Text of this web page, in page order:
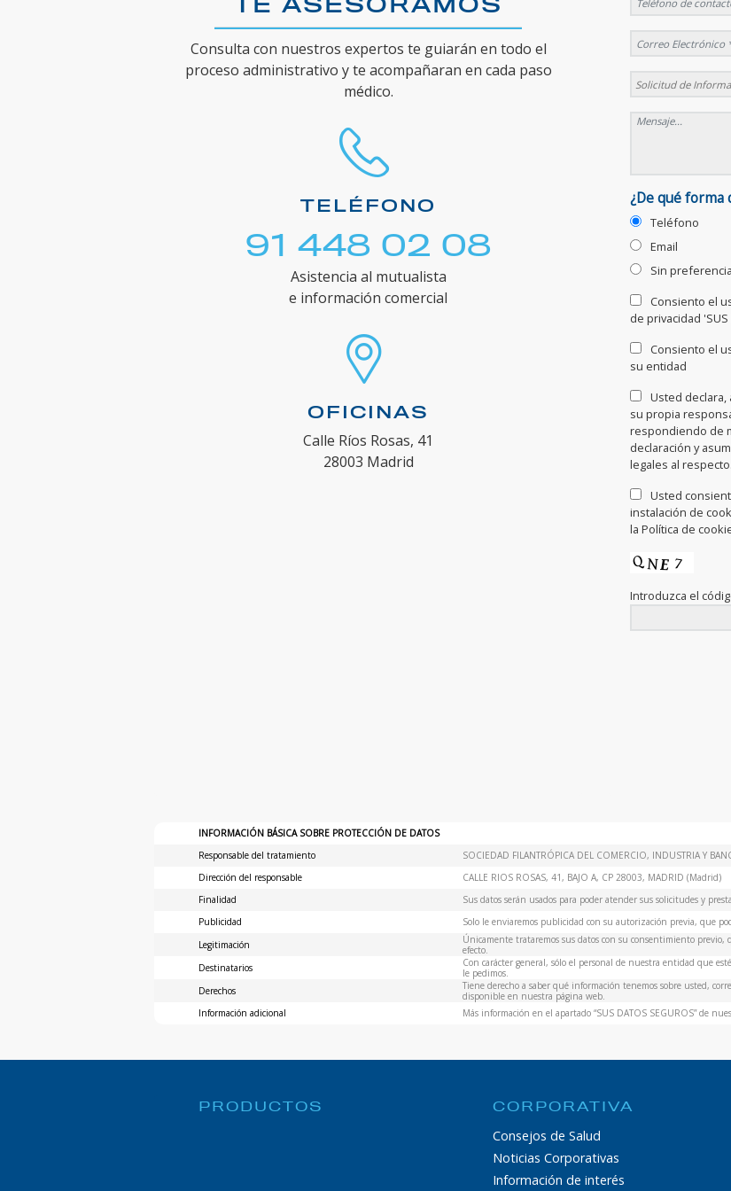
TE ASESORAMOS
Consulta con nuestros expertos te guiarán en todo el
proceso administrativo y te acompañaran en cada paso
médico.
TELÉFONO
91 448 02 08
Asistencia al mutualista
e información comercial
OFICINAS
Calle Ríos Rosas, 41
28003 Madrid
¿De qué forma
Teléfono
Email
Sin
Consiento el
de privacidad 'SUS
Consiento el
su entidad
Usted declara,
su propia
respondiendo de
declaración y
legales al respecto.
Usted
instalación de
la Política de
Introduzca el
INFORMACIÓN BÁSICA SOBRE PROTECCIÓN DE DATOS
Responsable del tratamiento
SOCIEDAD FILANTRÓPICA DEL COMERCIO, INDUSTRIA Y
Dirección del responsable
CALLE RIOS ROSAS, 41, BAJO A, CP 28003, MADRID (Madrid)
Finalidad
Sus datos serán usados para poder atender sus solicitudes y
Publicidad
Solo le enviaremos publicidad con su autorización previa, que
Legitimación
Únicamente trataremos sus datos con su consentimiento
efecto.
Destinatarios
Con carácter general, sólo el personal de nuestra entidad que
le pedimos.
Derechos
Tiene derecho a saber qué información tenemos sobre usted,
disponible en nuestra página web.
Información adicional
Más información en el apartado “SUS DATOS SEGUROS” de
PRODUCTOS
CORPORATIVA
Consejos de Salud
Noticias Corporativas
Información de interés